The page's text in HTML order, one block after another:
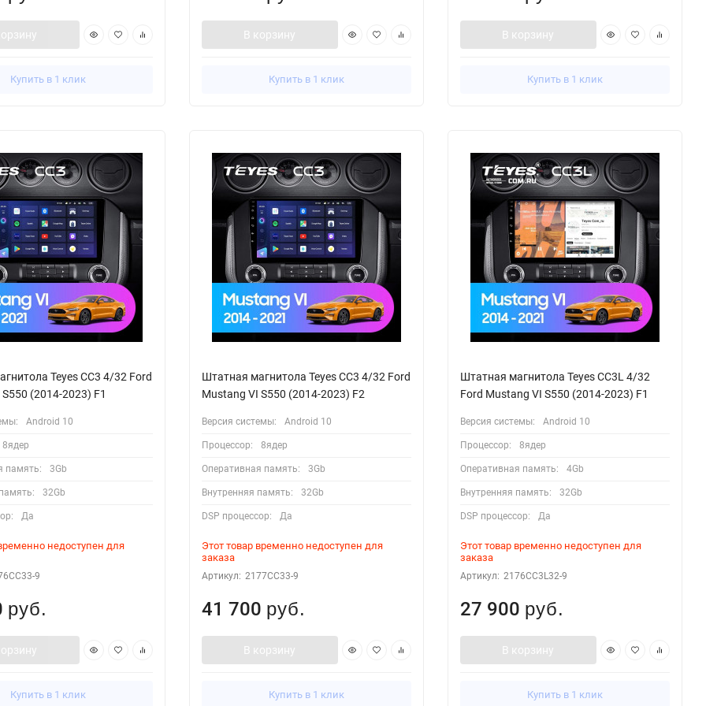
Купить в 1 клик
В корзину
Купить в 1 клик
В корзину
Купить в 1 клик
Teyes CC3 4/32 Ford
(2014-2023) F1
Android 10
8ядер
память: 3Gb
32Gb
Да
недоступен для
9
руб.
Купить в 1 клик
Штатная магнитола Teyes CC3 4/32 Ford
Mustang VI S550 (2014-2023) F2
Версия системы: Android 10
Процессор: 8ядер
Оперативная память: 3Gb
Внутренняя память: 32Gb
DSP процессор: Да
Этот товар временно недоступен для
заказа
Артикул: 2177CC33-9
41 700 руб.
В корзину
Купить в 1 клик
Штатная магнитола Teyes CC3L 4/32
Ford Mustang VI S550 (2014-2023) F1
Версия системы: Android 10
Процессор: 8ядер
Оперативная память: 4Gb
Внутренняя память: 32Gb
DSP процессор: Да
Этот товар временно недоступен для
заказа
Артикул: 2176CC3L32-9
27 900 руб.
В корзину
Купить в 1 клик